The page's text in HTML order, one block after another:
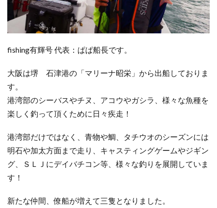
fishing有輝号 代表：ぱぱ船長です。
大阪は堺 石津港の「マリーナ昭栄」から出船しておりま
す。
港湾部のシーバスやチヌ、アコウやガシラ、様々な魚種を
楽しく釣って頂くために日々疾走！
港湾部だけではなく、青物や鯛、タチウオのシーズンには
明石や加太方面まで走り、キャスティングゲームやジギン
グ、ＳＬＪにデイバチコン等、様々な釣りを展開していま
す！
新たな仲間、僚船が増えて三隻となりました。